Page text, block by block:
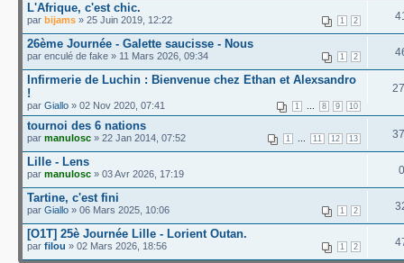
L'Afrique, c'est chic.
1 2
par bijams » 25 Juin 2019, 12:22
26ème Journée - Galette saucisse - Nous
1 2
par enculé de fake » 11 Mars 2026, 09:34
Infirmerie de Luchin : Bienvenue chez Ethan et Alexsandro
!
1 8 9 10
par Giallo » 02 Nov 2020, 07:41
tournoi des 6 nations
1 11 12 13
par manulosc » 22 Jan 2014, 07:52
Lille - Lens
par manulosc » 03 Avr 2026, 17:19 0
Tartine, c'est fini
1 2
par Giallo » 06 Mars 2025, 10:06
[O1T] 25è Journée Lille - Lorient Outan.
1 2
par filou » 02 Mars 2026, 18:56